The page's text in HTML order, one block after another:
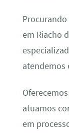
em Riacho
atendemos
atuamos
em